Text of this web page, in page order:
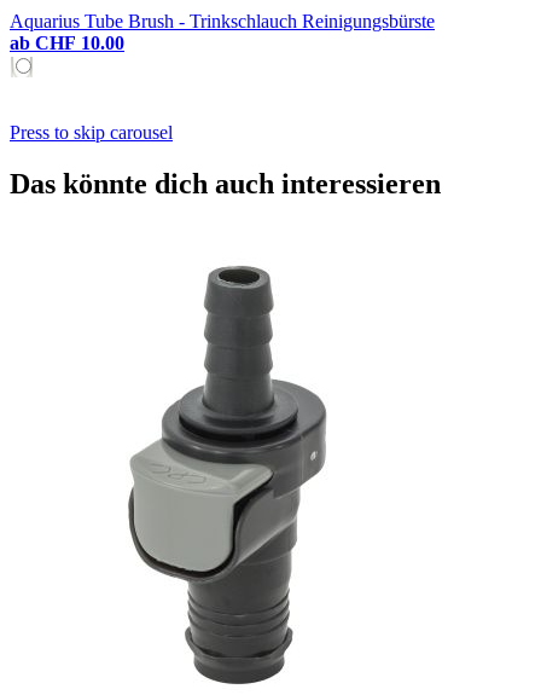
Aquarius Tube Brush - Trinkschlauch Reinigungsbürste
ab CHF 10.00
Press to skip carousel
Das könnte dich auch interessieren